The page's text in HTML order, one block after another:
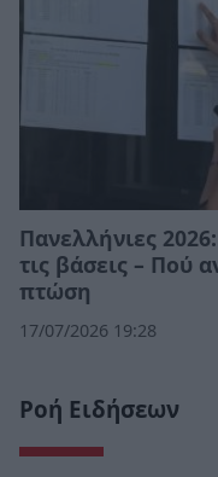
Πανελλήνιες
τις βάσεις – Πού
πτώση
17/07/2026 19:28
Ροή Ειδήσεων